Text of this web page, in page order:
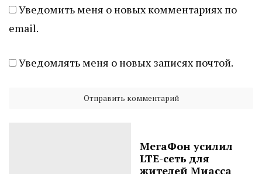
Уведомить меня о новых комментариях по
email.
Уведомлять меня о новых записях почтой.
МегаФон усилил
LTE-сеть для
жителей Миасса